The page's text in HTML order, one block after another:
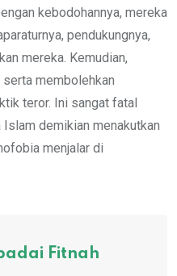
kebodohannya, mereka
pendukungnya,
mereka. Kemudian,
serta membolehkan
teror. Ini sangat fatal
demikian menakutkan
menjalar di
Fitnah